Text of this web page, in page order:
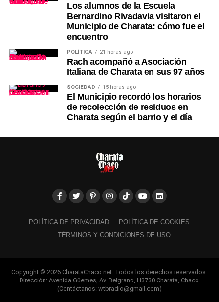
Los alumnos de la Escuela
Bernardino Rivadavia visitaron el
Municipio de Charata: cómo fue el
encuentro
POLÍTICA 21 horas ago
Rach acompañó a Asociación
Italiana de Charata en sus 97 años
SOCIEDAD 15 horas ago
El Municipio recordó los horarios
de recolección de residuos en
Charata según el barrio y el día
POLÍTICA DE PRIVACIDAD
POLÍTICA DE COOKIES
TÉRMINOS Y CONDICIONES DE USO
Copyright © 2026 CharataChaco.net. Todos los derechos reservados.
Dirección: Avenida Güemes, Av. Belgrano, H3730 Charata, Chaco
(Contáctanos: wtbradio@gmail.com)